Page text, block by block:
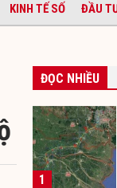
KINH TẾ SỐ ĐẦU
ĐỌC NHIỀU
1